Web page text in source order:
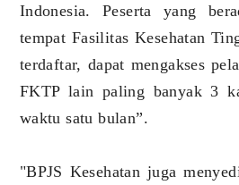
Indonesia. Peserta yang
tempat Fasilitas Kesehatan
terdaftar, dapat mengakses
FKTP lain paling banyak 3
waktu satu bulan”.
"BPJS Kesehatan juga